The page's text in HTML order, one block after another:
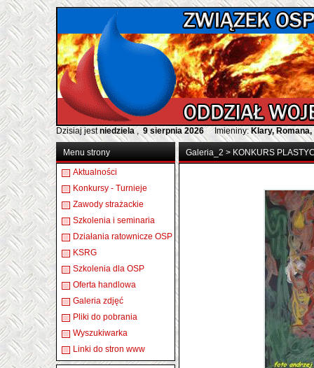
Dzisiaj jestniedziela, 9 sierpnia 2026 Imieniny:Klary,
Menu strony
Aktualności
Konkursy - Turnieje
Zawody strażackie
Szkolenia i seminaria
Działania ratownicze OSP
KSRG
Szkolenia dla OSP
Oferta handlowa
Galeria zdjęć
Pliki do pobrania
Wyszukiwarka
Linki do stron www
Galeria_2 > KONKURS